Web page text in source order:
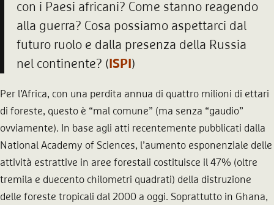
con i Paesi africani? Come stanno reagendo
alla guerra? Cosa possiamo aspettarci dal
futuro ruolo e dalla presenza della Russia
nel continente? ( ISPI )
Per l’Africa, con una perdita annua di quattro milioni di ettari
di foreste, questo è “mal comune” (ma senza “gaudio”
ovviamente). In base agli atti recentemente pubblicati dalla
National Academy of Sciences, l’aumento esponenziale delle
attività estrattive in aree forestali costituisce il 47% (oltre
tremila e duecento chilometri quadrati) della distruzione
delle foreste tropicali dal 2000 a oggi. Soprattutto in Ghana,